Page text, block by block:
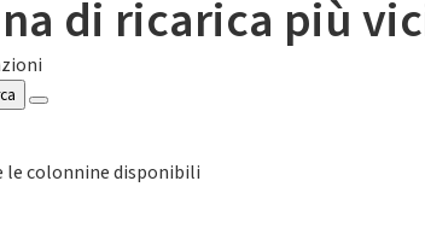
di ricarica più
le colonnine disponibili